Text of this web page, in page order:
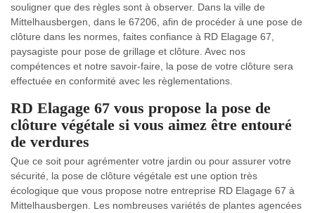
souligner que des règles sont à observer. Dans la ville de
Mittelhausbergen, dans le 67206, afin de procéder à une pose de
clôture dans les normes, faites confiance à RD Elagage 67,
paysagiste pour pose de grillage et clôture. Avec nos
compétences et notre savoir-faire, la pose de votre clôture sera
effectuée en conformité avec les règlementations.
RD Elagage 67 vous propose la pose de
clôture végétale si vous aimez être entouré
de verdures
Que ce soit pour agrémenter votre jardin ou pour assurer votre
sécurité, la pose de clôture végétale est une option très
écologique que vous propose notre entreprise RD Elagage 67 à
Mittelhausbergen. Les nombreuses variétés de plantes agencées